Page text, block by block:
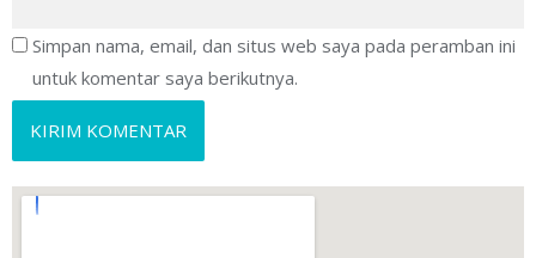
Simpan nama, email, dan situs web saya pada peramban ini
untuk komentar saya berikutnya.